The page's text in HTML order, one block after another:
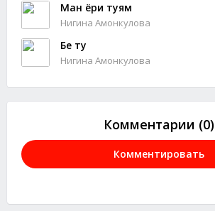
Ман ёри туям
Нигина Амонкулова
Бе ту
Нигина Амонкулова
Комментарии (0)
Комментировать